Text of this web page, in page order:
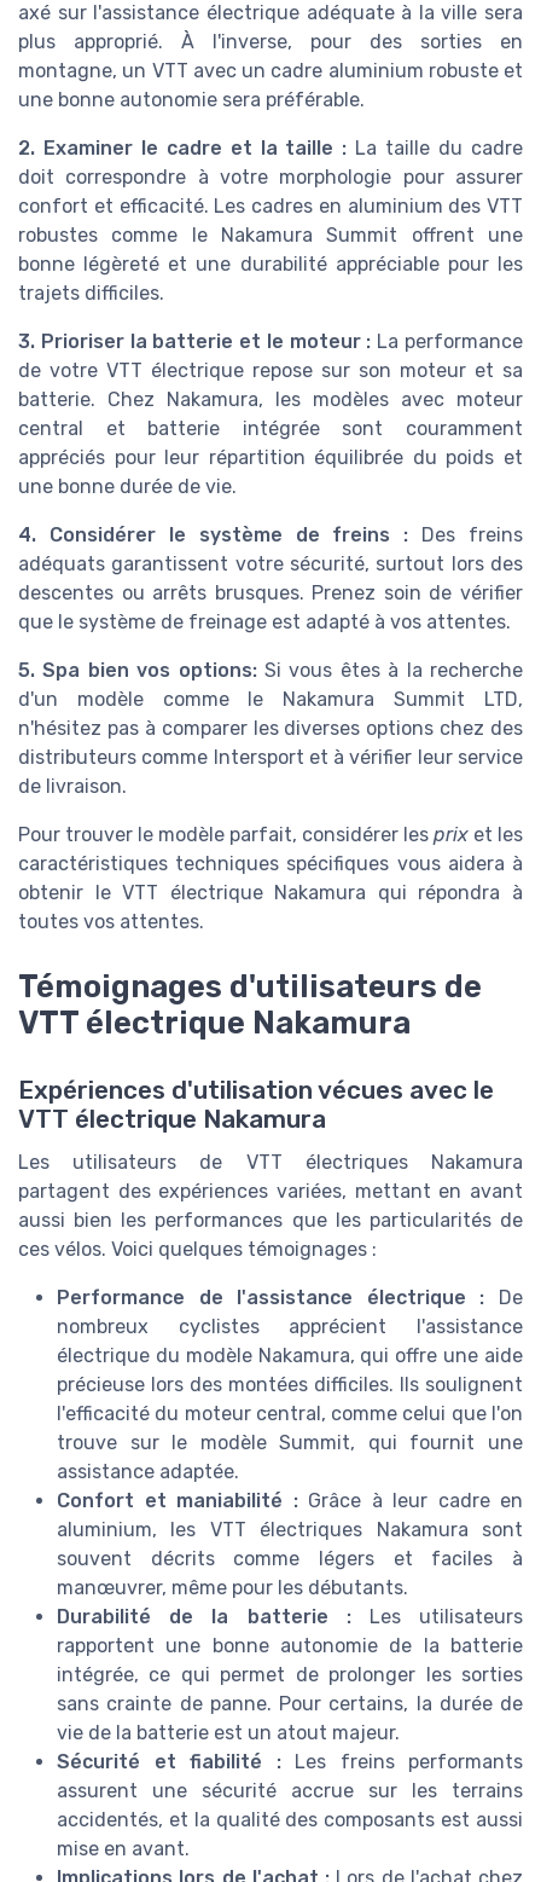
axé sur l'assistance électrique adéquate à la ville sera
plus approprié. À l'inverse, pour des sorties en
montagne, un VTT avec un cadre aluminium robuste et
une bonne autonomie sera préférable.
2. Examiner le cadre et la taille : La taille du cadre
doit correspondre à votre morphologie pour assurer
confort et efficacité. Les cadres en aluminium des VTT
robustes comme le Nakamura Summit offrent une
bonne légèreté et une durabilité appréciable pour les
trajets difficiles.
3. Prioriser la batterie et le moteur : La performance
de votre VTT électrique repose sur son moteur et sa
batterie. Chez Nakamura, les modèles avec moteur
central et batterie intégrée sont couramment
appréciés pour leur répartition équilibrée du poids et
une bonne durée de vie.
4. Considérer le système de freins : Des freins
adéquats garantissent votre sécurité, surtout lors des
descentes ou arrêts brusques. Prenez soin de vérifier
que le système de freinage est adapté à vos attentes.
5. Spa bien vos options: Si vous êtes à la recherche
d'un modèle comme le Nakamura Summit LTD,
n'hésitez pas à comparer les diverses options chez des
distributeurs comme Intersport et à vérifier leur service
de livraison.
Pour trouver le modèle parfait, considérer les prix et les
caractéristiques techniques spécifiques vous aidera à
obtenir le VTT électrique Nakamura qui répondra à
toutes vos attentes.
Témoignages d'utilisateurs de
VTT électrique Nakamura
Expériences d'utilisation vécues avec le
VTT électrique Nakamura
Les utilisateurs de VTT électriques Nakamura
partagent des expériences variées, mettant en avant
aussi bien les performances que les particularités de
ces vélos. Voici quelques témoignages :
Performance de l'assistance électrique : De
nombreux cyclistes apprécient l'assistance
électrique du modèle Nakamura, qui offre une aide
précieuse lors des montées difficiles. Ils soulignent
l'efficacité du moteur central, comme celui que l'on
trouve sur le modèle Summit, qui fournit une
assistance adaptée.
Confort et maniabilité :Grâce à leur cadre en
aluminium, les VTT électriques Nakamura sont
souvent décrits comme légers et faciles à
manœuvrer, même pour les débutants.
Durabilité de la batterie :Les utilisateurs
rapportent une bonne autonomie de la batterie
intégrée, ce qui permet de prolonger les sorties
sans crainte de panne. Pour certains, la durée de
vie de la batterie est un atout majeur.
Sécurité et fiabilité :Les freins performants
assurent une sécurité accrue sur les terrains
accidentés, et la qualité des composants est aussi
mise en avant.